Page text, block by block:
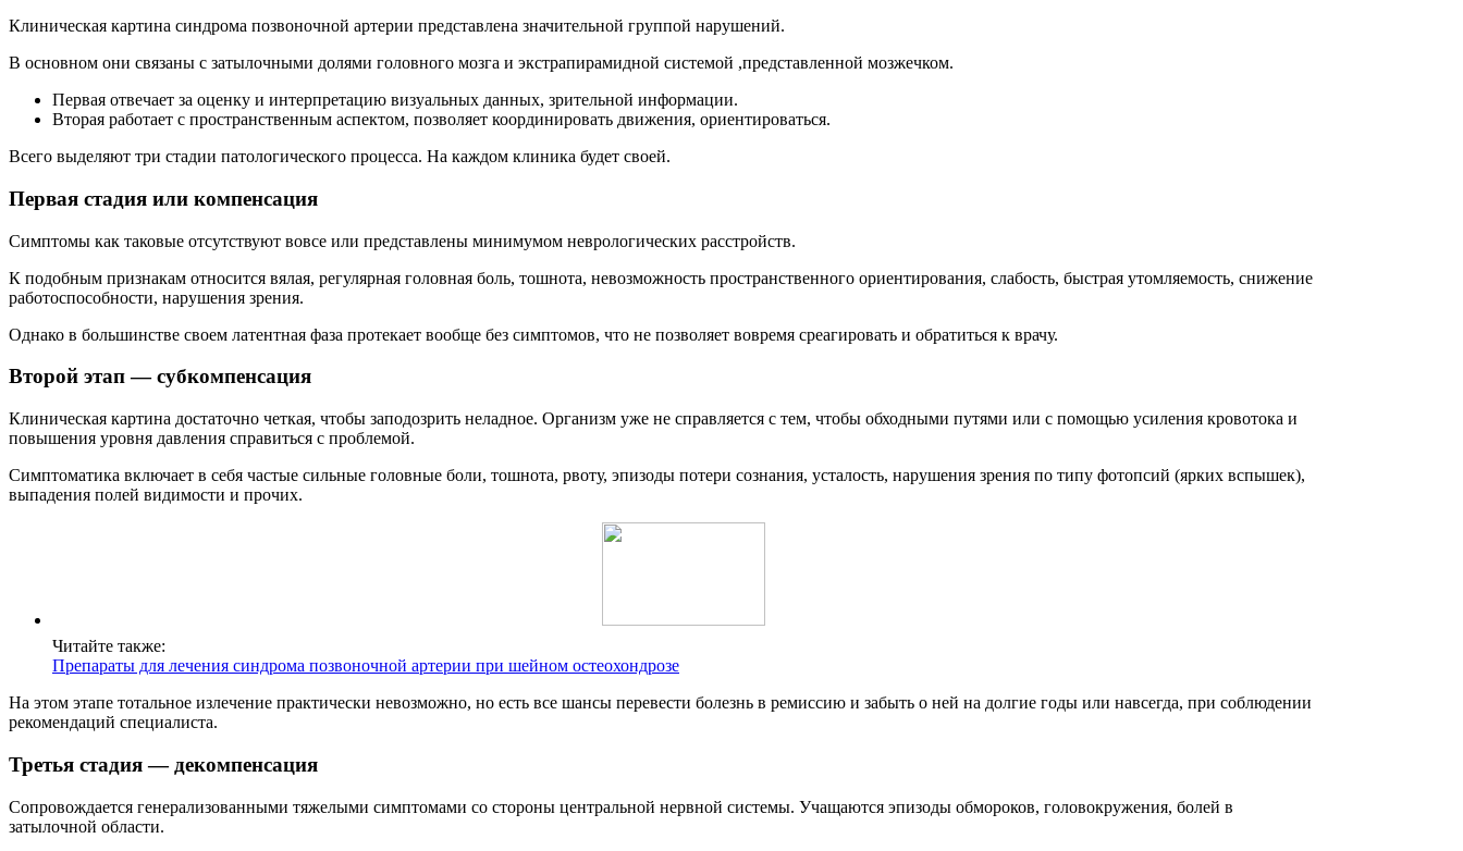
Клиническая картина синдрома позвоночной артерии представлена значительной группой нарушений.
В основном они связаны с затылочными долями головного мозга и экстрапирамидной системой ,представленной мозжечком.
Первая отвечает за оценку и интерпретацию визуальных данных, зрительной информации.
Вторая работает с пространственным аспектом, позволяет координировать движения, ориентироваться.
Всего выделяют три стадии патологического процесса. На каждом клиника будет своей.
Первая стадия или компенсация
Симптомы как таковые отсутствуют вовсе или представлены минимумом неврологических расстройств.
К подобным признакам относится вялая, регулярная головная боль, тошнота, невозможность пространственного ориентирования, слабость, быстрая утомляемость, снижение
работоспособности, нарушения зрения.
Однако в большинстве своем латентная фаза протекает вообще без симптомов, что не позволяет вовремя среагировать и обратиться к врачу.
Второй этап — субкомпенсация
Клиническая картина достаточно четкая, чтобы заподозрить неладное. Организм уже не справляется с тем, чтобы обходными путями или с помощью усиления кровотока и
повышения уровня давления справиться с проблемой.
Симптоматика включает в себя частые сильные головные боли, тошнота, рвоту, эпизоды потери сознания, усталость, нарушения зрения по типу фотопсий (ярких вспышек),
выпадения полей видимости и прочих.
Читайте также:
Препараты для лечения синдрома позвоночной артерии при шейном остеохондрозе
На этом этапе тотальное излечение практически невозможно, но есть все шансы перевести болезнь в ремиссию и забыть о ней на долгие годы или навсегда, при соблюдении
рекомендаций специалиста.
Третья стадия — декомпенсация
Сопровождается генерализованными тяжелыми симптомами со стороны центральной нервной системы. Учащаются эпизоды обмороков, головокружения, болей в
затылочной области.